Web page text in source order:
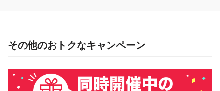
その他のおトクなキャンペーン